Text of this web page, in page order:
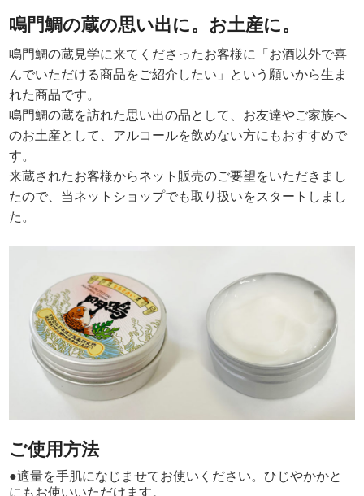
鳴門鯛の蔵の思い出に。お土産に。
鳴門鯛の蔵見学に来てくださったお客様に「お酒以外で喜
んでいただける商品をご紹介したい」という願いから生ま
れた商品です。
鳴門鯛の蔵を訪れた思い出の品として、お友達やご家族へ
のお土産として、アルコールを飲めない方にもおすすめで
す。
来蔵されたお客様からネット販売のご要望をいただきまし
たので、当ネットショップでも取り扱いをスタートしまし
た。
ご使用方法
●適量を手肌になじませてお使いください。ひじやかかと
にもお使いいただけます。